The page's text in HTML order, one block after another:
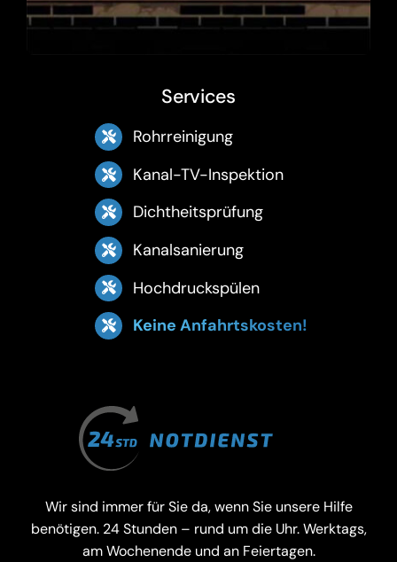
Services
Rohrreinigung
Kanal-TV-Inspektion
Dichtheitsprüfung
Kanalsanierung
Hochdruckspülen
Keine Anfahrtskosten!
Wir sind immer für Sie da, wenn Sie unsere Hilfe
benötigen. 24 Stunden – rund um die Uhr. Werktags,
am Wochenende und an Feiertagen.